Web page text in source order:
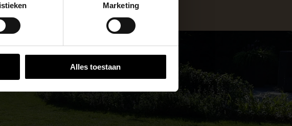
Marketing
Alles toestaan
bij iedere stap van jouw